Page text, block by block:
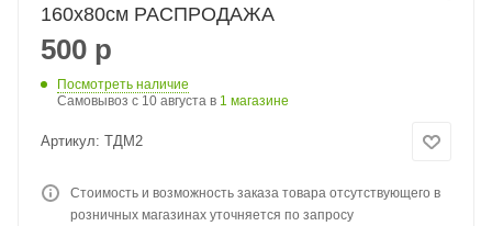
160х80см РАСПРОДАЖА
500 р
Посмотреть наличие
Самовывоз c 10 августа в 1 магазине
Артикул: ТДМ2
Стоимость и возможность заказа товара отсутствующего в
розничных магазинах уточняется по запросу